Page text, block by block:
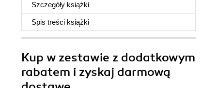
Szczegóły książki
Spis treści książki
Kup w zestawie z dodatkowym
rabatem i zyskaj darmową